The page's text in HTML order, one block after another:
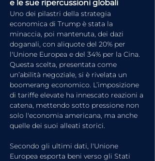
e le sue ripercussioni globali
Uno dei pilastri della strategia
economica di Trump è stata la
minaccia, poi mantenuta, dei dazi
doganali, con aliquote del 20% per
l'Unione Europea e del 34% per la Cina.
Questa scelta, presentata come
un’abilità negoziale, si è rivelata un
boomerang economico. L’imposizione
di tariffe elevate ha innescato reazioni a
catena, mettendo sotto pressione non
solo l'economia americana, ma anche
quelle dei suoi alleati storici.
Secondo gli ultimi dati, l'Unione
Europea esporta beni verso gli Stati